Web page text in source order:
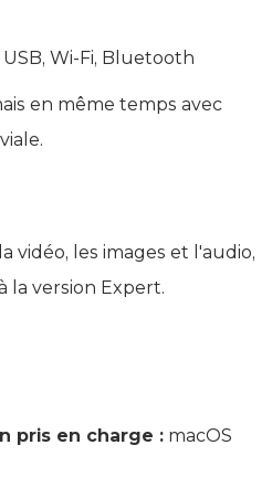
Wi-Fi, Bluetooth
en même temps avec
vidéo, les images et l'audio,
la version Expert.
pris en charge : macOS